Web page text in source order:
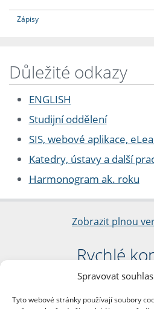
Spravovat
Tyto webové stránky používají soubory
Zápisy
Důležité odkazy
ENGLISH
Studijní oddělení
SIS, webové aplikace,
Katedry, ústavy a další
Harmonogram ak. roku
Zobrazit plnou
Rychlé
Filozofická
nám. Jana